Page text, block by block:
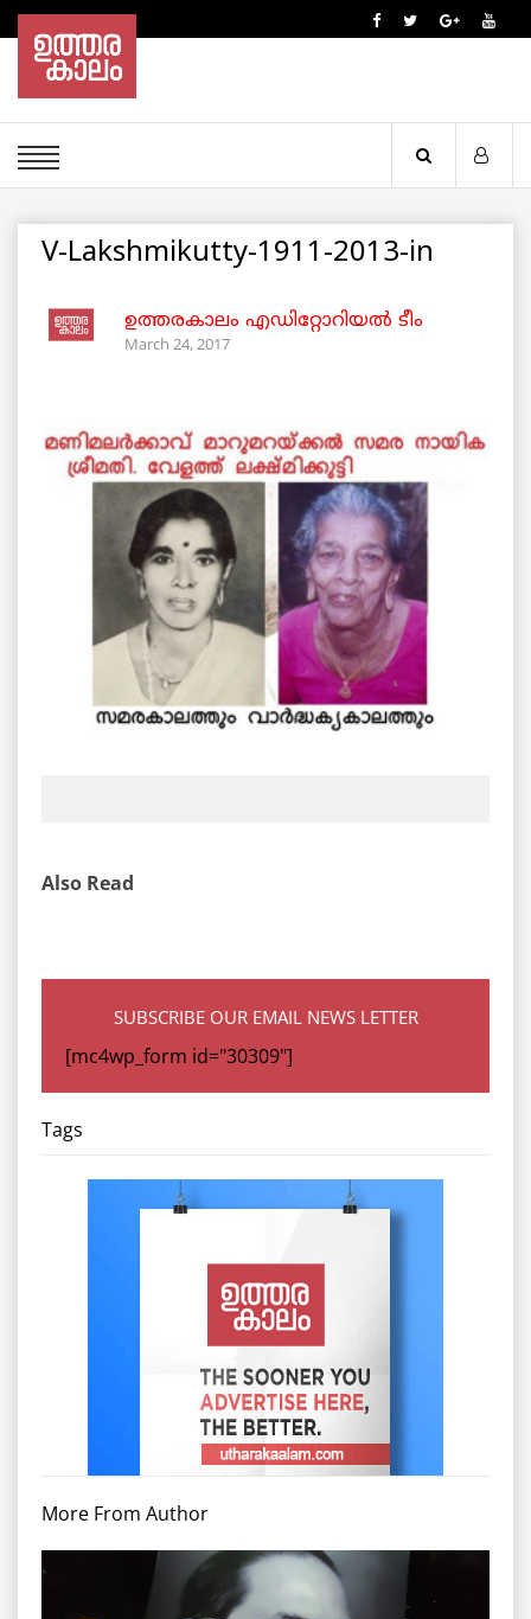
V-Lakshmikutty-1911-2013-in
ഉത്തരകാലം എഡിറ്റോറിയല്‍ ടീം
March 24, 2017
Also Read
SUBSCRIBE OUR EMAIL NEWS LETTER
[mc4wp_form id="30309"]
Tags
More From Author